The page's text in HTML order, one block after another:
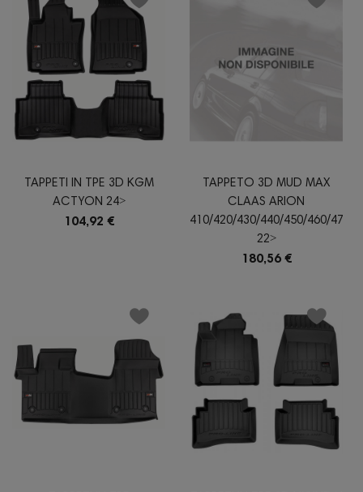
TAPPETI IN TPE 3D KGM
ACTYON 24˃
104,92 €
TAPPETO 3D MUD MAX
CLAAS ARION
410/420/430/440/450/460/470
22˃
180,56 €